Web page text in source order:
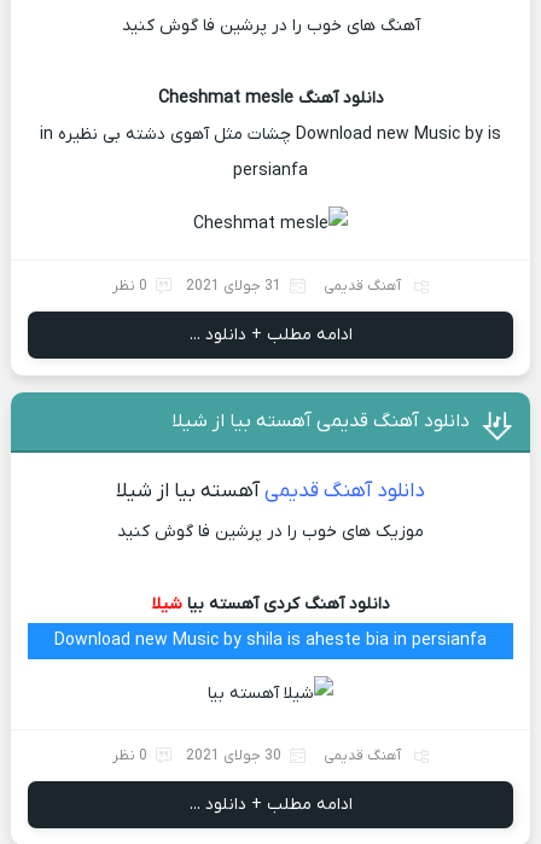
آهنگ های خوب را در پرشین فا گوش کنید
دانلود آهنگ Cheshmat mesle
Download new Music by is چشات مثل آهوی دشته بی نظیره in
persianfa
آهنگ قدیمی 31 جولای 2021 0 نظر
ادامه مطلب + دانلود ...
دانلود آهنگ قدیمی آهسته بیا از شیلا
دانلود آهنگ قدیمیآهسته بیا از شیلا
موزیک های خوب را در پرشین فا گوش کنید
دانلود آهنگ کردی آهسته بیاشیلا
Download new Music by shila is aheste bia in persianfa
آهنگ قدیمی 30 جولای 2021 0 نظر
ادامه مطلب + دانلود ...